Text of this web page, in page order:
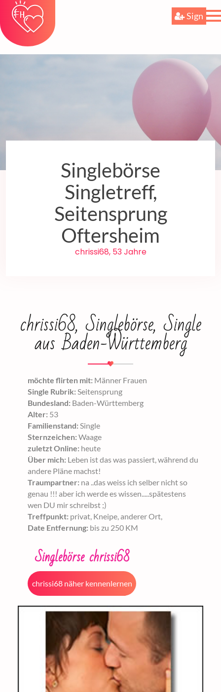
Sign
Singlebörse
Singletreff,
Seitensprung
Oftersheim
chrissi68, 53 Jahre
chrissi68, Singlebörse, Single
aus Baden-Württemberg
möchte flirten mit: Männer Frauen
Single Rubrik: Seitensprung
Bundesland: Baden-Württemberg
Alter: 53
Familienstand: Single
Sternzeichen: Waage
zuletzt Online: heute
Über mich: Leben ist das was passiert, während du
andere Pläne machst!
Traumpartner: na ..das weiss ich selber nicht so
genau !!! aber ich werde es wissen.....spätestens
wen DU mir schreibst ;)
Treffpunkt: privat, Kneipe, anderer Ort,
Date Entfernung: bis zu 250 KM
Singlebörse chrissi68
chrissi68 näher kennenlernen